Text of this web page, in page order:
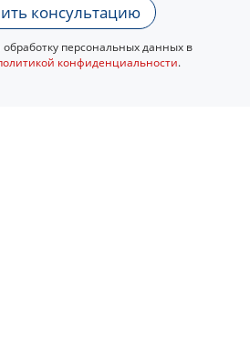
консультацию
персональных данных в
конфиденциальности.